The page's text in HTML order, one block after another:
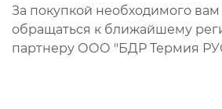
За покупкой необходимого
обращаться к ближайшему
партнеру ООО "БДР Термия